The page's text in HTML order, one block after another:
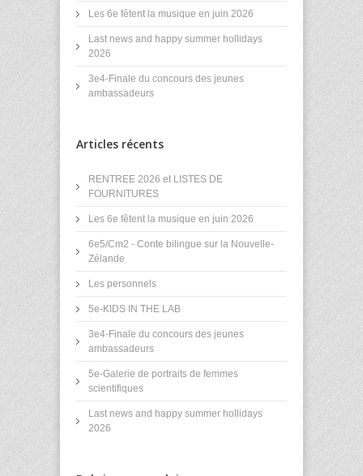
Les 6e fêtent la musique en juin 2026
Last news and happy summer hollidays
2026
3e4-Finale du concours des jeunes
ambassadeurs
Articles récents
RENTREE 2026 et LISTES DE
FOURNITURES
Les 6e fêtent la musique en juin 2026
6e5/Cm2 - Conte bilingue sur la Nouvelle-
Zélande
Les personnels
5e-KIDS IN THE LAB
3e4-Finale du concours des jeunes
ambassadeurs
5e-Galerie de portraits de femmes
scientifiques
Last news and happy summer hollidays
2026